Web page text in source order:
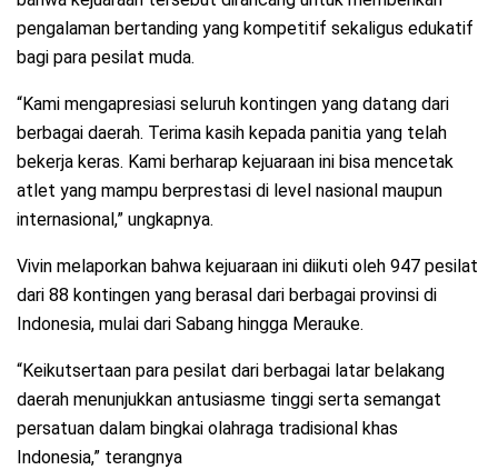
pengalaman bertanding yang kompetitif sekaligus edukatif
bagi para pesilat muda.
“Kami mengapresiasi seluruh kontingen yang datang dari
berbagai daerah. Terima kasih kepada panitia yang telah
bekerja keras. Kami berharap kejuaraan ini bisa mencetak
atlet yang mampu berprestasi di level nasional maupun
internasional,” ungkapnya.
Vivin melaporkan bahwa kejuaraan ini diikuti oleh 947 pesilat
dari 88 kontingen yang berasal dari berbagai provinsi di
Indonesia, mulai dari Sabang hingga Merauke.
“Keikutsertaan para pesilat dari berbagai latar belakang
daerah menunjukkan antusiasme tinggi serta semangat
persatuan dalam bingkai olahraga tradisional khas
Indonesia,” terangnya